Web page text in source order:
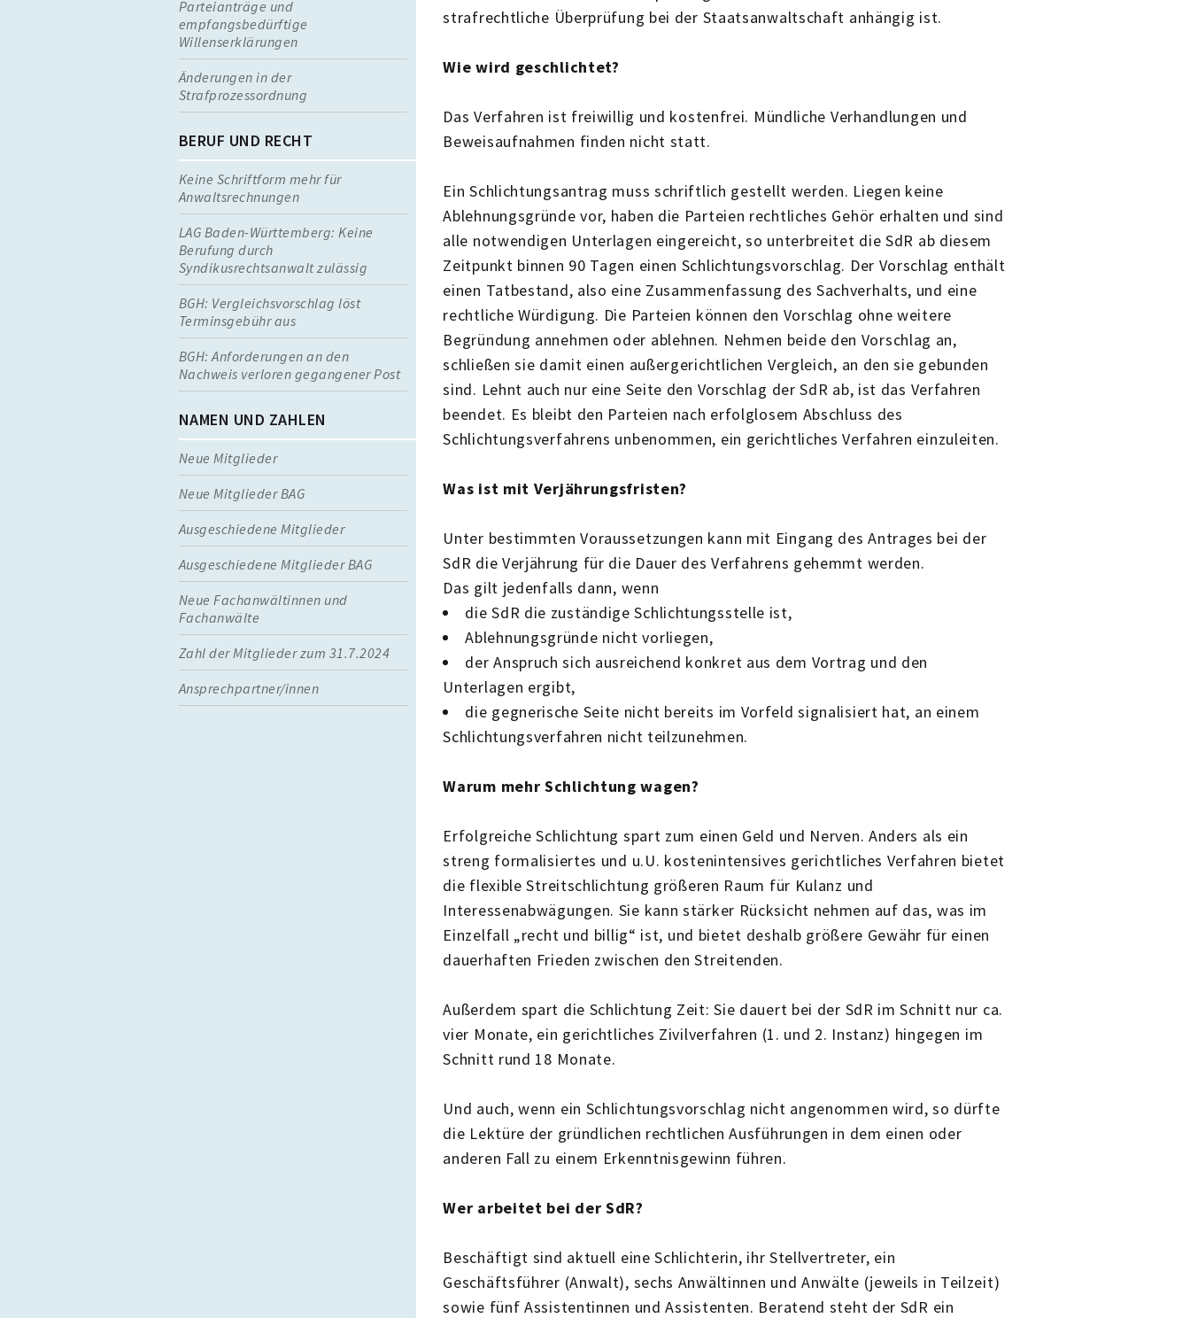
Parteianträge und
empfangsbedürftige
Willenserklärungen
Änderungen in der
Strafprozessordnung
BERUF UND RECHT
Keine Schriftform mehr für
Anwaltsrechnungen
LAG Baden-Württemberg: Keine
Berufung durch
Syndikusrechtsanwalt zulässig
BGH: Vergleichsvorschlag löst
Terminsgebühr aus
BGH: Anforderungen an den
Nachweis verloren gegangener Post
NAMEN UND ZAHLEN
Neue Mitglieder
Neue Mitglieder BAG
Ausgeschiedene Mitglieder
Ausgeschiedene Mitglieder BAG
Neue Fachanwältinnen und
Fachanwälte
Zahl der Mitglieder zum 31.7.2024
Ansprechpartner/innen
strafrechtliche Überprüfung bei der Staatsanwaltschaft anhängig ist.
Wie wird geschlichtet?
Das Verfahren ist freiwillig und kostenfrei. Mündliche Verhandlungen und
Beweisaufnahmen finden nicht statt.
Ein Schlichtungsantrag muss schriftlich gestellt werden. Liegen keine
Ablehnungsgründe vor, haben die Parteien rechtliches Gehör erhalten und sind
alle notwendigen Unterlagen eingereicht, so unterbreitet die SdR ab diesem
Zeitpunkt binnen 90 Tagen einen Schlichtungsvorschlag. Der Vorschlag enthält
einen Tatbestand, also eine Zusammenfassung des Sachverhalts, und eine
rechtliche Würdigung. Die Parteien können den Vorschlag ohne weitere
Begründung annehmen oder ablehnen. Nehmen beide den Vorschlag an,
schließen sie damit einen außergerichtlichen Vergleich, an den sie gebunden
sind. Lehnt auch nur eine Seite den Vorschlag der SdR ab, ist das Verfahren
beendet. Es bleibt den Parteien nach erfolglosem Abschluss des
Schlichtungsverfahrens unbenommen, ein gerichtliches Verfahren einzuleiten.
Was ist mit Verjährungsfristen?
Unter bestimmten Voraussetzungen kann mit Eingang des Antrages bei der
SdR die Verjährung für die Dauer des Verfahrens gehemmt werden.
Das gilt jedenfalls dann, wenn
die SdR die zuständige Schlichtungsstelle ist,
Ablehnungsgründe nicht vorliegen,
der Anspruch sich ausreichend konkret aus dem Vortrag und den
Unterlagen ergibt,
die gegnerische Seite nicht bereits im Vorfeld signalisiert hat, an einem
Schlichtungsverfahren nicht teilzunehmen.
Warum mehr Schlichtung wagen?
Erfolgreiche Schlichtung spart zum einen Geld und Nerven. Anders als ein
streng formalisiertes und u.U. kostenintensives gerichtliches Verfahren bietet
die flexible Streitschlichtung größeren Raum für Kulanz und
Interessenabwägungen. Sie kann stärker Rücksicht nehmen auf das, was im
Einzelfall „recht und billig“ ist, und bietet deshalb größere Gewähr für einen
dauerhaften Frieden zwischen den Streitenden.
Außerdem spart die Schlichtung Zeit: Sie dauert bei der SdR im Schnitt nur ca.
vier Monate, ein gerichtliches Zivilverfahren (1. und 2. Instanz) hingegen im
Schnitt rund 18 Monate.
Und auch, wenn ein Schlichtungsvorschlag nicht angenommen wird, so dürfte
die Lektüre der gründlichen rechtlichen Ausführungen in dem einen oder
anderen Fall zu einem Erkenntnisgewinn führen.
Wer arbeitet bei der SdR?
Beschäftigt sind aktuell eine Schlichterin, ihr Stellvertreter, ein
Geschäftsführer (Anwalt), sechs Anwältinnen und Anwälte (jeweils in Teilzeit)
sowie fünf Assistentinnen und Assistenten. Beratend steht der SdR ein